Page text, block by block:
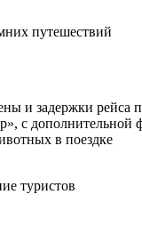
и задержки рейса
с дополнительной
в поездке